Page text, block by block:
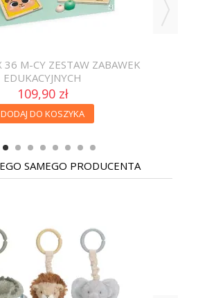
36 M-CY ZESTAW ZABAWEK
EDUKACYJNYCH
109,90 zł
DODAJ DO KOSZYKA
SAMEGO PRODUCENTA